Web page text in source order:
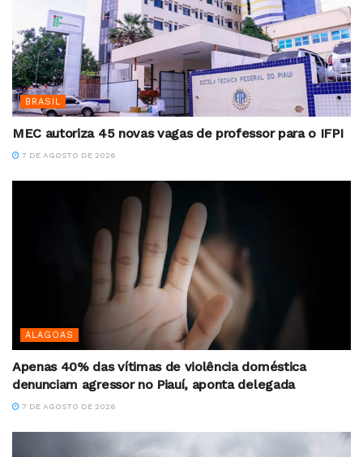
BRASIL
MEC autoriza 45 novas vagas de professor para o IFPI
7 DE AGOSTO DE 2026
ALAGOAS
Apenas 40% das vítimas de violência doméstica
denunciam agressor no Piauí, aponta delegada
7 DE AGOSTO DE 2026